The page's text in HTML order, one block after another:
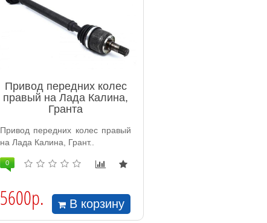
Привод передних колес
правый на Лада Калина,
Гранта
Привод передних колес правый
на Лада Калина, Грант..
0
5600р. В корзину